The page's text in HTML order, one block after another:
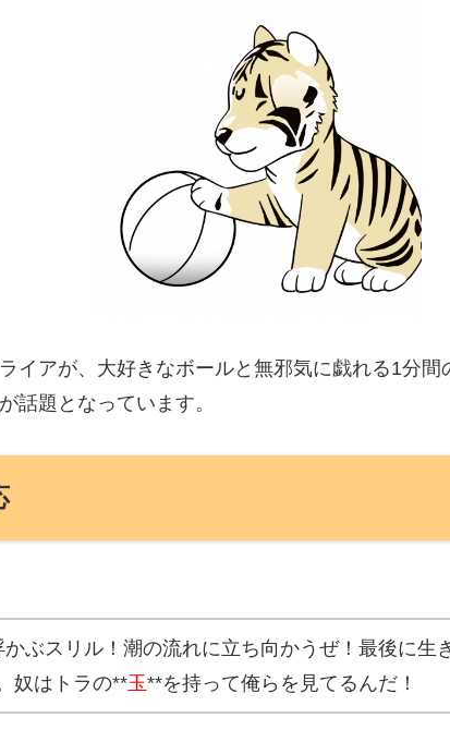
イアが、大好きなボールと無邪気に戯れる1分間
話題となっています。
かぶスリル！潮の流れに立ち向かうぜ！最後に生
奴はトラの**玉**を持って俺らを見てるんだ！